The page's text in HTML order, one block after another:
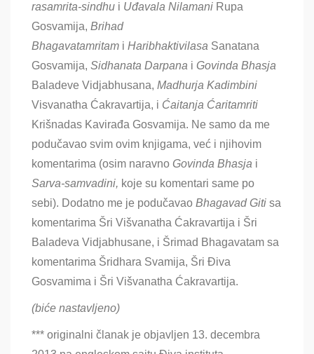
rasamrita-sindhu i Uđavala Nilamani Rupa
Gosvamija, Brihad
Bhagavatamritam i Haribhaktivilasa Sanatana
Gosvamija, Sidhanata Darpana i Govinda Bhasja
Baladeve Vidjabhusana, Madhurja Kadimbini
Visvanatha Ćakravartija, i Ćaitanja Ćaritamriti
Krišnadas Kavirađa Gosvamija. Ne samo da me
podučavao svim ovim knjigama, već i njihovim
komentarima (osim naravno Govinda Bhasja i
Sarva-samvadini, koje su komentari same po
sebi). Dodatno me je podučavao Bhagavad Giti sa
komentarima Šri Višvanatha Ćakravartija i Šri
Baladeva Vidjabhusane, i Šrimad Bhagavatam sa
komentarima Šridhara Svamija, Šri Điva
Gosvamima i Šri Višvanatha Ćakravartija.
(biće nastavljeno)
*** originalni članak je objavljen 13. decembra